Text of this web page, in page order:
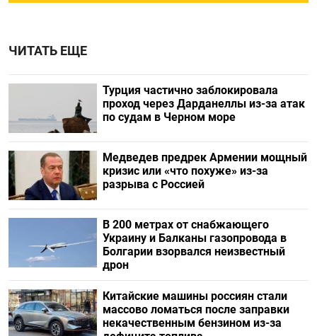
ЧИТАТЬ ЕЩЕ
Турция частично заблокировала
проход через Дарданеллы из-за атак
по судам в Черном море
Медведев предрек Армении мощный
кризис или «что похуже» из-за
разрыва с Россией
В 200 метрах от снабжающего
Украину и Балканы газопровода в
Болгарии взорвался неизвестный
дрон
Китайские машины россиян стали
массово ломаться после заправки
некачественным бензином из-за